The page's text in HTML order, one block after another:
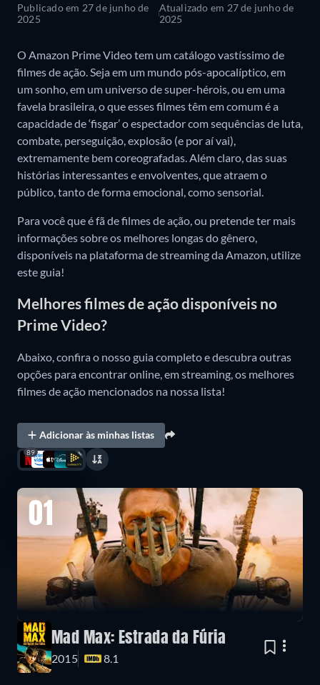
Publicado em 27 de junho de
2025
Atualizado em 27 de junho de
2025
O Amazon Prime Video tem um catálogo vastíssimo de
filmes de ação. Seja em um mundo pós-apocalíptico, em
um sonho, em um universo de super-hérois, ou em uma
favela brasileira, o que esses filmes têm em comum é a
capacidade de ‘fisgar’ o espectador com sequências de luta,
combate, perseguição, explosão (e por aí vai),
extremamente bem coreografadas. Além claro, das suas
histórias interessantes e envolventes, que atraem o
público, tanto de forma emocional, como sensorial.
Para você que é fã de filmes de ação, ou pretende ter mais
informações sobre os melhores longas do gênero,
disponíveis na plataforma de streaming da Amazon, utilize
este guia!
Melhores filmes de ação disponíveis no
Prime Video?
Abaixo, confira o nosso guia completo e descubra outras
opções para encontrar online, em streaming, os melhores
filmes de ação mencionados na nossa lista!
Adicionar às minhas listas
89
01
Mad Max: Estrada da Fúria
2015 8.1